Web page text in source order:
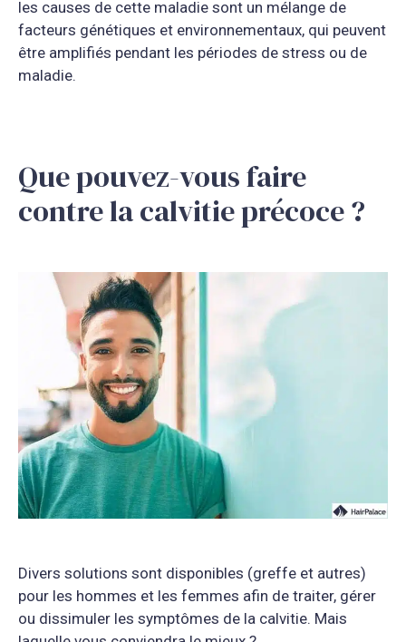
les causes de cette maladie sont un mélange de
facteurs génétiques et environnementaux, qui peuvent
être amplifiés pendant les périodes de stress ou de
maladie.
Que pouvez-vous faire
contre la calvitie précoce ?
Divers solutions sont disponibles (greffe et autres)
pour les hommes et les femmes afin de traiter, gérer
ou dissimuler les symptômes de la calvitie. Mais